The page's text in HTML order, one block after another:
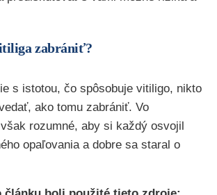
zabrániť?
s istotou, čo spôsobuje vitiligo, nikto
ako tomu zabrániť. Vo
rozumné, aby si každý osvojil
opaľovania a dobre sa staral o